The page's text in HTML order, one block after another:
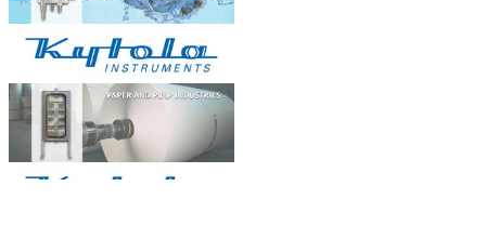
OILCOL giám sát chất lượng dầu
tản nhiệ...
nhiệt,...